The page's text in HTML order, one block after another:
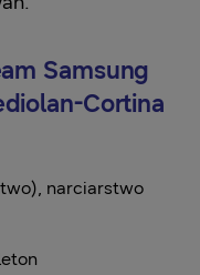
Samsung
Cortina
narciarstwo